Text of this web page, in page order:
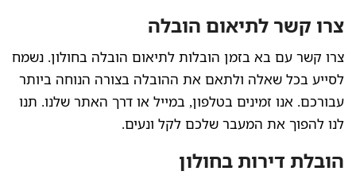
צרו קשר לתיאום הובלה
צרו קשר עם בא בזמן הובלות לתיאום הובלה בחולון. נשמח
לסייע בכל שאלה ולתאם את ההובלה בצורה הנוחה ביותר
עבורכם. אנו זמינים בטלפון, במייל או דרך האתר שלנו. תנו
לנו להפוך את המעבר שלכם לקל ונעים.
הובלת דירות בחולון